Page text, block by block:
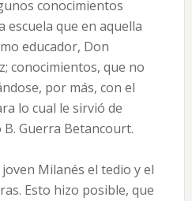
conocimientos
que en aquella
educador, Don
conocimientos, que no
por más, con el
lo cual le sirvió de
Guerra Betancourt.
Milanés el tedio y el
Esto hizo posible, que